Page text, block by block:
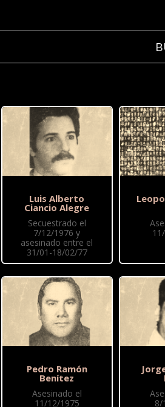
Luis Alberto
Ciancio Alegre
Secuestrado el
7/12/1976 y
asesinado entre el
31/01-18/02/77
Pedro Ramón
Benítez
Asesinado el
11/12/1975
8/